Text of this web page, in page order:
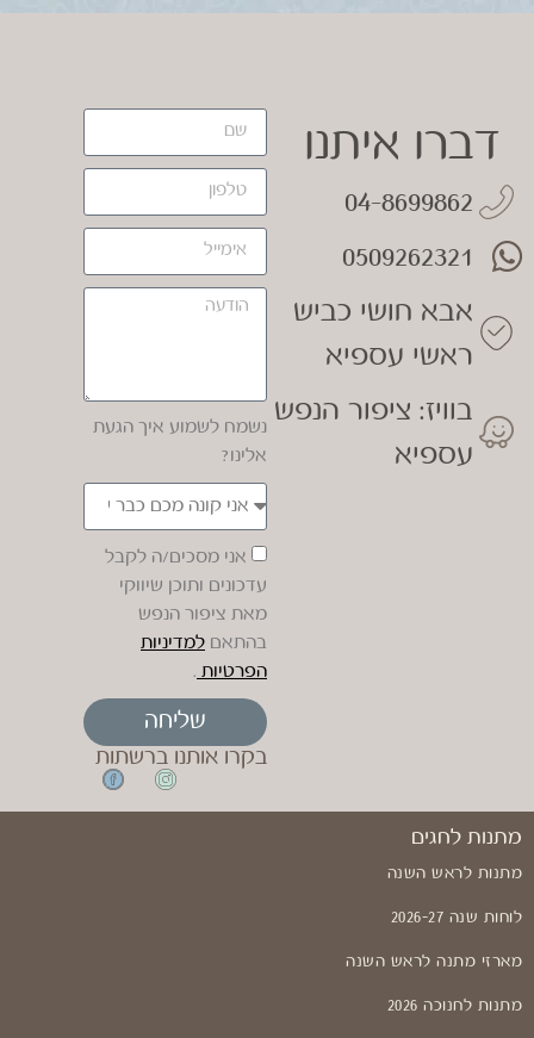
דברו איתנו
04-8699862
0509262321
אבא חושי כביש
ראשי עספיא
בוויז: ציפור הנפש
עספיא
נשמח לשמוע איך הגעת
אלינו?
אני מסכים/ה לקבל
עדכונים ותוכן שיווקי
מאת ציפור הנפש
בהתאם למדיניות
הפרטיות .
שליחה
בקרו אותנו ברשתות
מתנות לחגים
מתנות לראש השנה
לוחות שנה 2026-27
מארזי מתנה לראש השנה
מתנות לחנוכה 2026